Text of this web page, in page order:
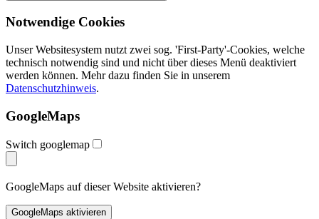
Notwendige Cookies
Unser Websitesystem nutzt zwei sog. 'First-Party'-Cookies, welche
technisch notwendig sind und nicht über dieses Menü deaktiviert
werden können. Mehr dazu finden Sie in unserem
Datenschutzhinweis.
GoogleMaps
Switch googlemap
GoogleMaps auf dieser Website aktivieren?